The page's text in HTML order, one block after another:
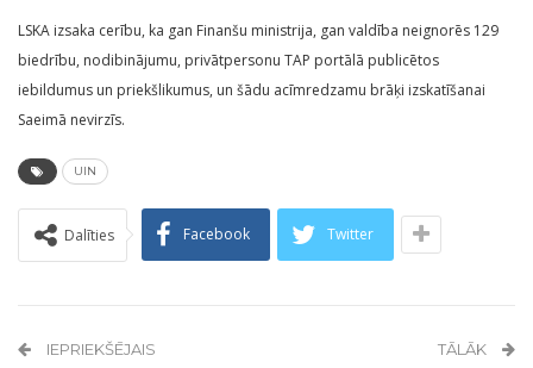
LSKA izsaka cerību, ka gan Finanšu ministrija, gan valdība neignorēs 129
biedrību, nodibinājumu, privātpersonu TAP portālā publicētos
iebildumus un priekšlikumus, un šādu acīmredzamu brāķi izskatīšanai
Saeimā nevirzīs.
UIN
Dalīties Facebook Twitter
IEPRIEKŠĒJAIS TĀLĀK